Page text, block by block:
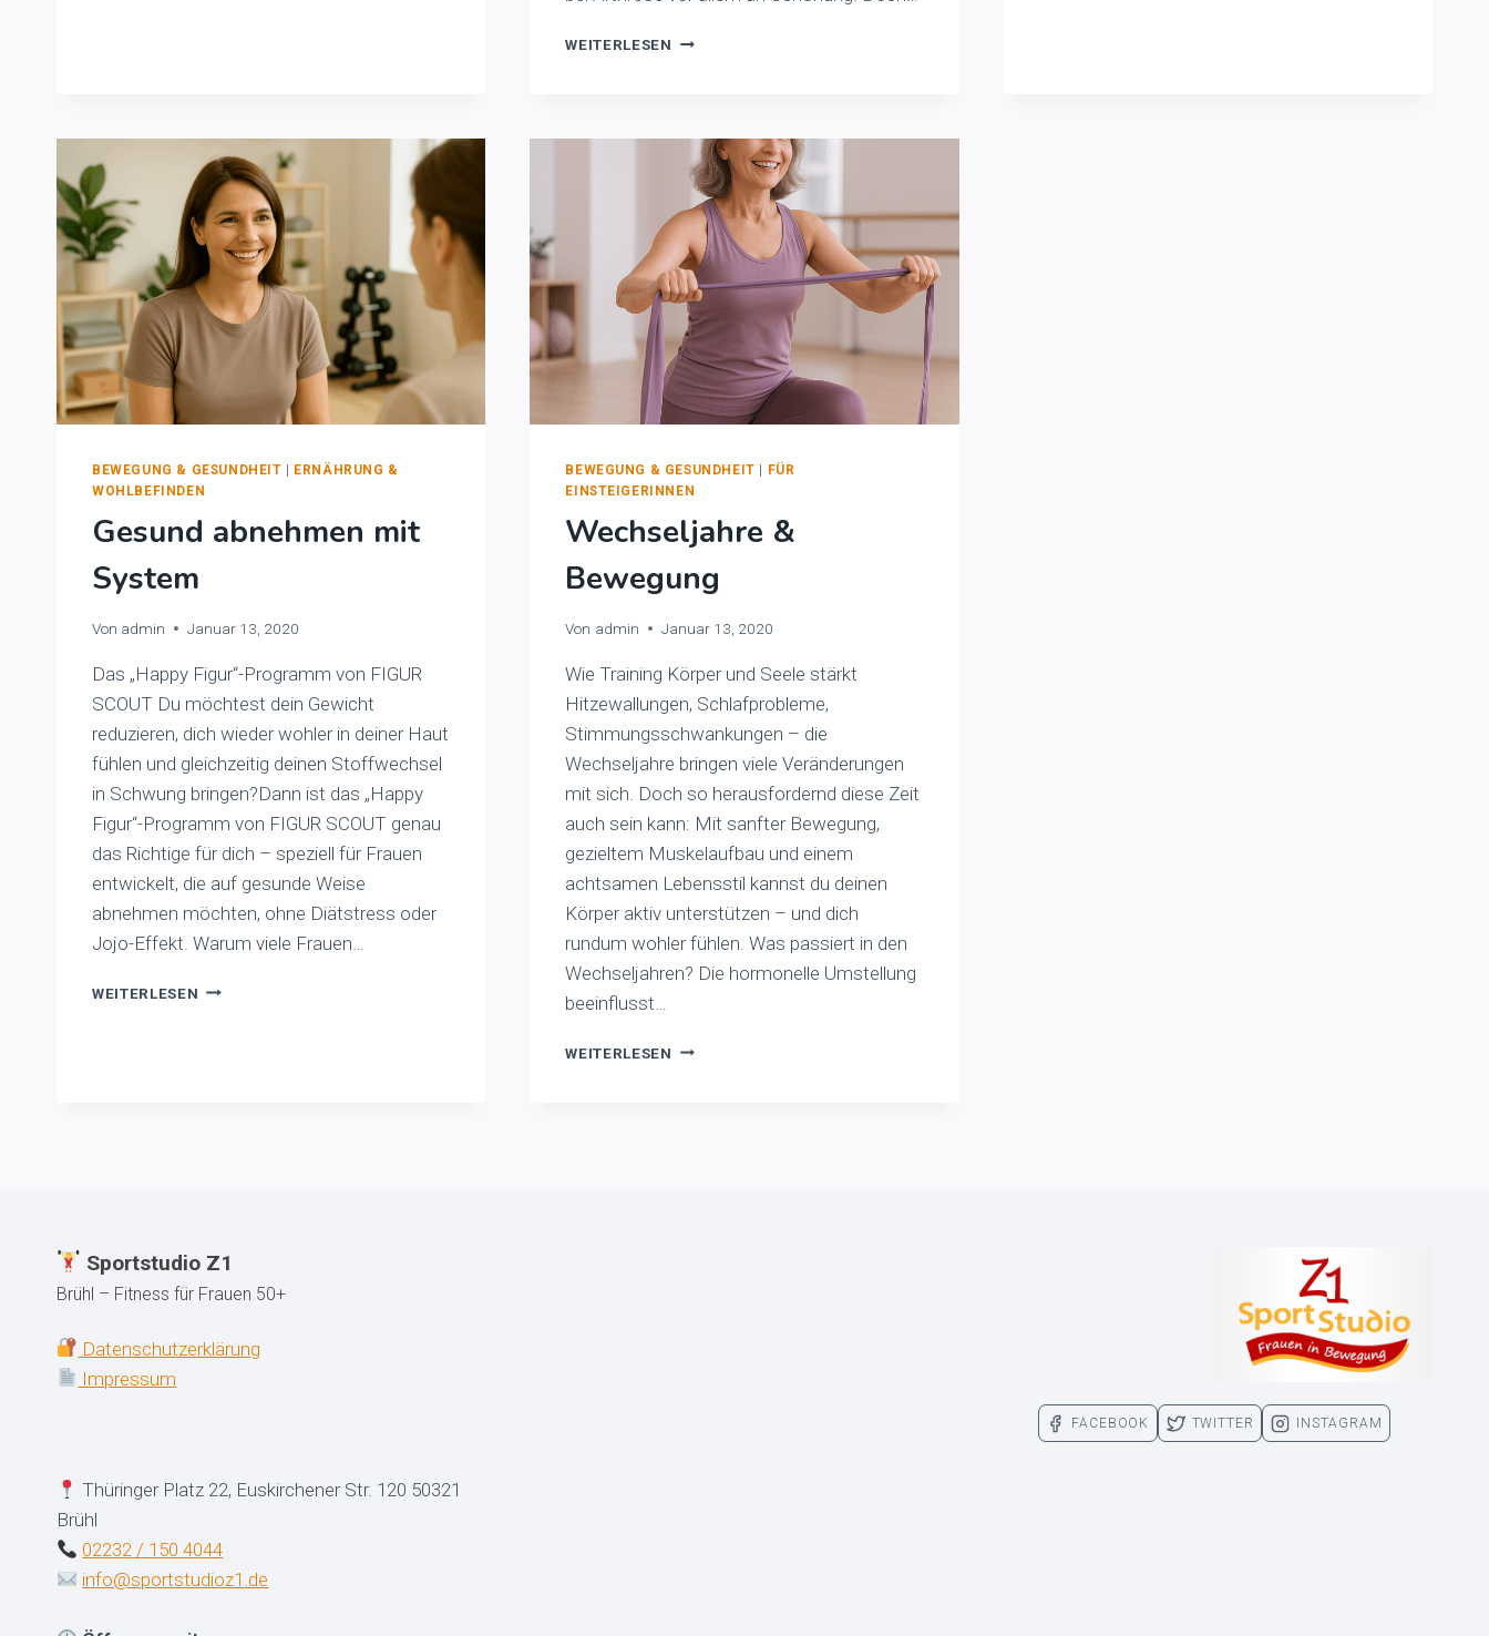
WEITERLESEN AKTIV
KRAFTTRAINING
FÜR
FRAUEN
SO
WICHTIG
IST
BEWEGUNG & GESUNDHEIT
ERNÄHRUNG &
WOHLBEFINDEN
Gesund abnehmen mit
System
Von admin Januar 13, 2020
Das „Happy Figur“-Programm von FIGUR
SCOUT Du möchtest dein Gewicht
reduzieren, dich wieder wohler in deiner Haut
fühlen und gleichzeitig deinen Stoffwechsel
in Schwung bringen?Dann ist das „Happy
Figur“-Programm von FIGUR SCOUT genau
das Richtige für dich – speziell für Frauen
entwickelt, die auf gesunde Weise
abnehmen möchten, ohne Diätstress oder
Jojo-Effekt. Warum viele Frauen…
WEITERLESEN GESUND
BEWEGUNG & GESUNDHEIT
FÜR
EINSTEIGERINNEN
Wechseljahre &
Bewegung
Von admin Januar 13, 2020
Wie Training Körper und Seele stärkt
Hitzewallungen, Schlafprobleme,
Stimmungsschwankungen – die
Wechseljahre bringen viele Veränderungen
mit sich. Doch so herausfordernd diese Zeit
auch sein kann: Mit sanfter Bewegung,
gezieltem Muskelaufbau und einem
achtsamen Lebensstil kannst du deinen
Körper aktiv unterstützen – und dich
rundum wohler fühlen. Was passiert in den
Wechseljahren? Die hormonelle Umstellung
beeinflusst…
WEITERLESEN WECHSELJAHRE
Sportstudio Z1
Brühl – Fitness für Frauen 50+
Datenschutzerklärung
Impressum
FACEBOOK TWITTER INSTAGRAM
Thüringer Platz 22, Euskirchener Str. 120 50321
Brühl
02232 / 150 4044
info@sportstudioz1.de